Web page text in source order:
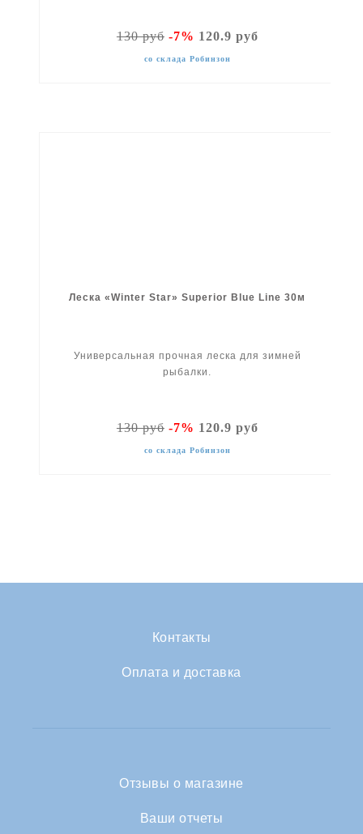
130 руб-7% 120.9 руб
со склада Робинзон
Леска «Winter Star» Superior Blue Line 30м
Универсальная прочная леска для зимней
рыбалки.
130 руб-7% 120.9 руб
со склада Робинзон
Контакты
Оплата и доставка
Отзывы о магазине
Ваши отчеты